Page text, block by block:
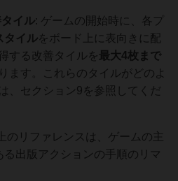
イル: ゲームの開始時に、各プ
タイルをボード上に表向きに配
する改善タイルを 最大4枚まで
ます。これらのタイルがどのよ
、セクション9を参照してくだ
のリファレンスは、ゲームの主
出版アクションの手順のリマ